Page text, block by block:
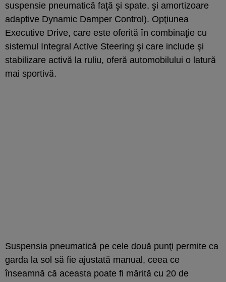
suspensie pneumatică faţă şi spate, şi amortizoare
adaptive Dynamic Damper Control). Opţiunea
Executive Drive, care este oferită în combinaţie cu
sistemul Integral Active Steering şi care include şi
stabilizare activă la ruliu, oferă automobilului o latură
mai sportivă.
Suspensia pneumatică pe cele două punţi permite ca
garda la sol să fie ajustată manual, ceea ce
înseamnă că aceasta poate fi mărită cu 20 de